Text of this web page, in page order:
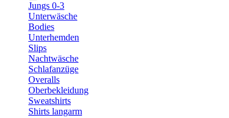
Jungs 0-3
Unterwäsche
Bodies
Unterhemden
Slips
Nachtwäsche
Schlafanzüge
Overalls
Oberbekleidung
Sweatshirts
Shirts langarm